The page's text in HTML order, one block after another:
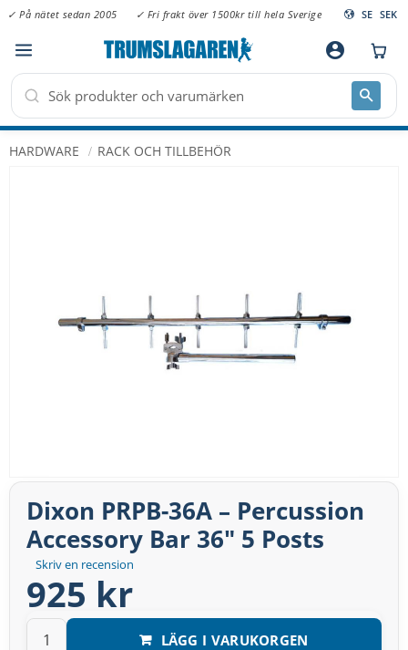
Meny
✓ På nätet sedan 2005 ✓ Fri frakt över 1500kr till hela Sverige SE SEK
account_circle
HARDWARE RACK OCH TILLBEHÖR
Skriv en recension
Dixon PRPB-36A – Percussion
Accessory Bar 36″ 5 Posts
925 kr
LÄGG I VARUKORGEN